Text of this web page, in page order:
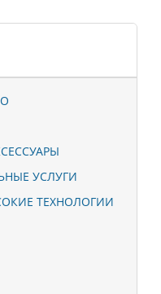
УСЛУГИ
ТЕХНОЛОГИИ